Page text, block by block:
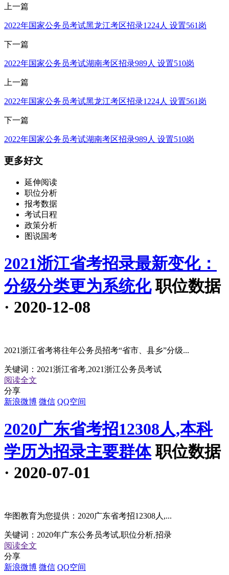
上一篇
2022年国家公务员考试黑龙江考区招录1224人 设置561岗
下一篇
2022年国家公务员考试湖南考区招录989人 设置510岗
上一篇
2022年国家公务员考试黑龙江考区招录1224人 设置561岗
下一篇
2022年国家公务员考试湖南考区招录989人 设置510岗
更多好文
延伸阅读
职位分析
报考数据
考试日程
政策分析
图说国考
2021浙江省考招录最新变化：
分级分类更为系统化 职位数据
· 2020-12-08
2021浙江省考将往年公务员招考“省市、县乡”分级...
关键词： 2021浙江省考,2021浙江公务员考试
阅读全文
分享
新浪微博 微信 QQ空间
2020广东省考招12308人,本科
学历为招录主要群体 职位数据
· 2020-07-01
华图教育为您提供：2020广东省考招12308人,...
关键词： 2020年广东公务员考试,职位分析,招录
阅读全文
分享
新浪微博 微信 QQ空间